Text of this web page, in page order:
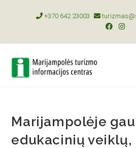
+370 642 23003
Marijampolėje
edukacinių veiklų,